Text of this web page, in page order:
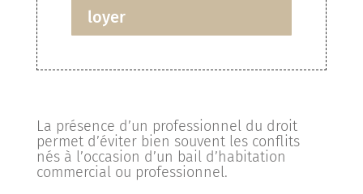
loyer
La présence d’un professionnel du droit
permet d’éviter bien souvent les conflits
nés à l’occasion d’un bail d’habitation
commercial ou professionnel.